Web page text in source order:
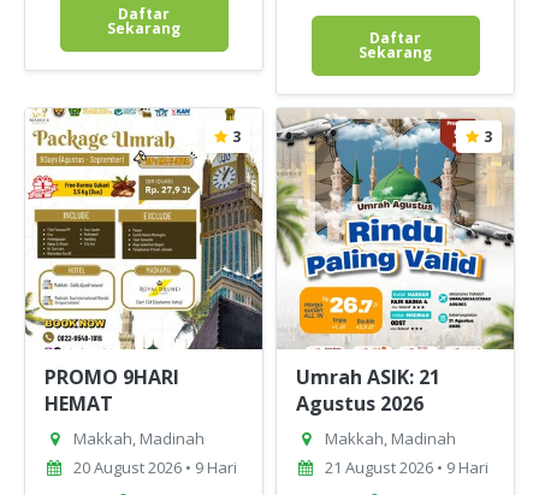
Daftar
Sekarang Daftar
Sekarang
3
PROMO 9HARI
HEMAT
Makkah, Madinah
20 August 2026 • 9 Hari
3
Umrah ASIK: 21
Agustus 2026
Makkah, Madinah
21 August 2026 • 9 Hari